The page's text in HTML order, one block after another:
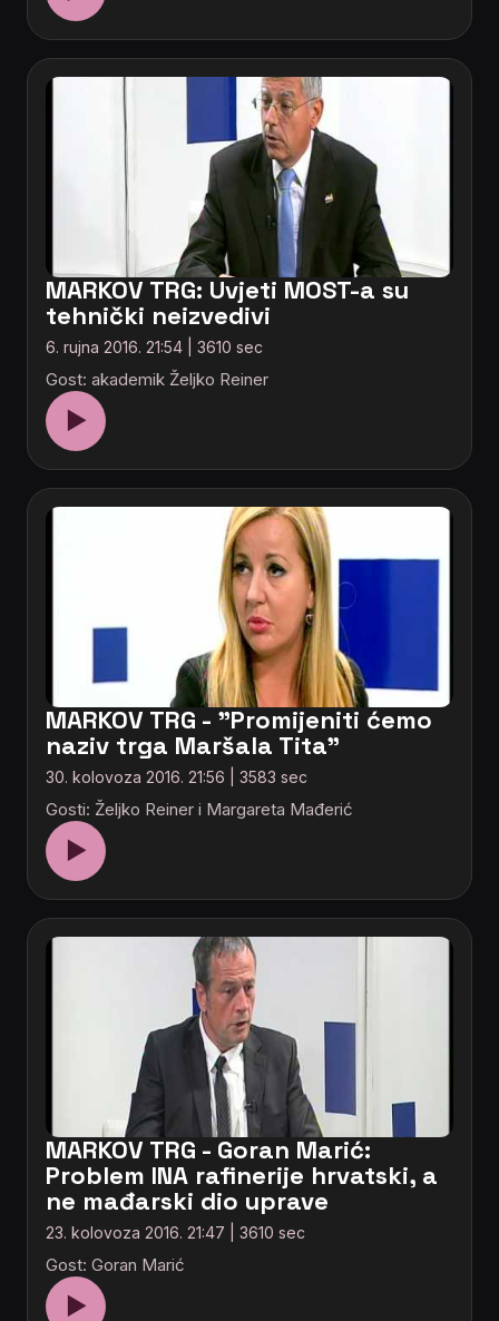
MARKOV TRG: Uvjeti MOST-a su
tehnički neizvedivi
6. rujna 2016. 21:54 | 3610 sec
Gost: akademik Željko Reiner
▶
MARKOV TRG - "Promijeniti ćemo
naziv trga Maršala Tita"
30. kolovoza 2016. 21:56 | 3583 sec
Gosti: Željko Reiner i Margareta Mađerić
▶
MARKOV TRG - Goran Marić:
Problem INA rafinerije hrvatski, a
ne mađarski dio uprave
23. kolovoza 2016. 21:47 | 3610 sec
Gost: Goran Marić
▶